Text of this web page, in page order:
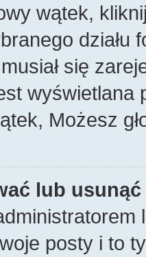
wątek,
działu
się
wyświetlana
Możesz
lub
posty i to